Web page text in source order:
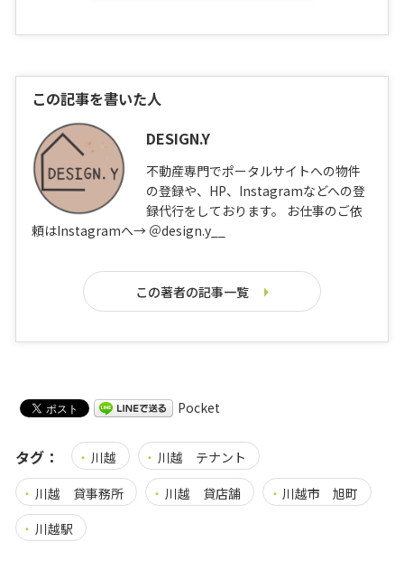
この記事を書いた人
DESIGN.Y
不動産専門でポータルサイトへの物件
の登録や、HP、Instagramなどへの登
録代行をしております。 お仕事のご依
頼はInstagramへ→ ＠design.y__
この著者の記事一覧
Pocket
タグ： 川越
川越 テナント
川越 貸事務所
川越 貸店舗
川越市 旭町
川越駅